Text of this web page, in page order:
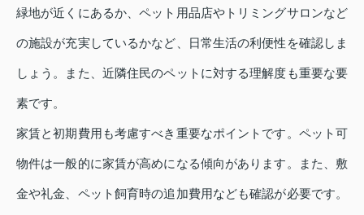
緑地が近くにあるか、ペット用品店やトリミングサロンなど
の施設が充実しているかなど、日常生活の利便性を確認しま
しょう。また、近隣住民のペットに対する理解度も重要な要
素です。
家賃と初期費用も考慮すべき重要なポイントです。ペット可
物件は一般的に家賃が高めになる傾向があります。また、敷
金や礼金、ペット飼育時の追加費用なども確認が必要です。